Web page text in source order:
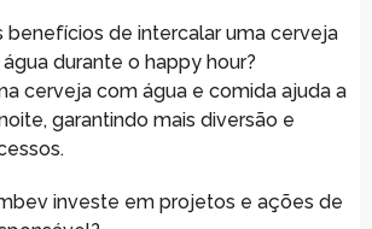
benefícios de intercalar uma cerveja
durante o happy hour?
cerveja com água e comida ajuda a
garantindo mais diversão e
investe em projetos e ações de